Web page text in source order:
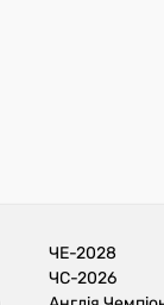
ЧЕ-2028
ЧС-2026